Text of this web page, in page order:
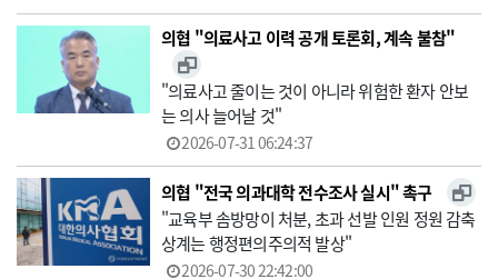
의협 "의료사고 이력 공개 토론회, 계속 불참"
"의료사고 줄이는 것이 아니라 위험한 환자 안보
는 의사 늘어날 것"
2026-07-31 06:24:37
의협 "전국 의과대학 전수조사 실시" 촉구
"교육부 솜방망이 처분, 초과 선발 인원 정원 감축
상계는 행정편의주의적 발상"
2026-07-30 22:42:00